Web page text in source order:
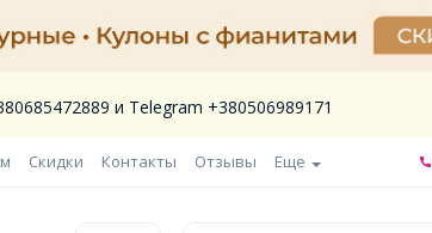
и Telegram +380506989171
Скидки Контакты Отзывы Еще